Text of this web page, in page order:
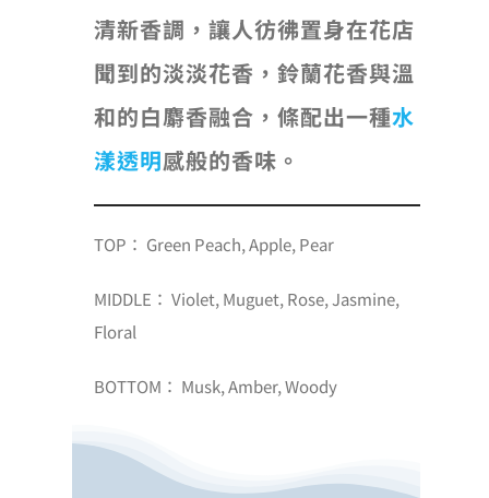
清新香調，讓人彷彿置身在花店
聞到的淡淡花香，鈴蘭花香與溫
和的白麝香融合，條配出一種水
漾透明感般的香味。
TOP： Green Peach, Apple, Pear
MIDDLE： Violet, Muguet, Rose, Jasmine,
Floral
BOTTOM： Musk, Amber, Woody